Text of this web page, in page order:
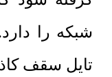
شبکه را